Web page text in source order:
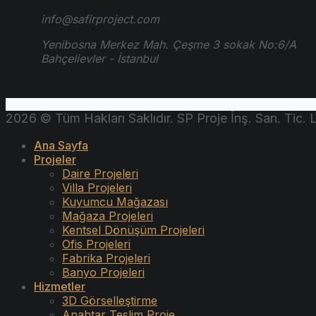
info@safirproject.com
Yenibosna Merkez Mah. Çeşme 3 sokak No:6/A
Bahçelievler - İstanbul
2026 © Tüm Hakları Saklıdır. SP Proje İnş. San. Tic.
Ana Sayfa
Projeler
Daire Projeleri
Villa Projeleri
Kuyumcu Mağazası
Mağaza Projeleri
Kentsel Dönüşüm Projeleri
Ofis Projeleri
Fabrika Projeleri
Banyo Projeleri
Hizmetler
3D Görselleştirme